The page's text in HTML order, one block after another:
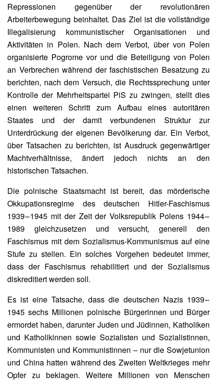
Repressionen gegenüber der revolutionären
Arbeiterbewegung beinhaltet. Das Ziel ist die vollständige
Illegalisierung kommunistischer Organisationen und
Aktivitäten in Polen. Nach dem Verbot, über von Polen
organisierte Pogrome vor und die Beteiligung von Polen
an Verbrechen während der faschistischen Besatzung zu
berichten, nach dem Versuch, die Rechtssprechung unter
Kontrolle der Mehrheitspartei PiS zu zwingen, stellt dies
einen weiteren Schritt zum Aufbau eines autoritären
Staates und der damit verbundenen Struktur zur
Unterdrückung der eigenen Bevölkerung dar. Ein Verbot,
über Tatsachen zu berichten, ist Ausdruck gegenwärtiger
Machtverhältnisse, ändert jedoch nichts an den
historischen Tatsachen.
Die polnische Staatsmacht ist bereit, das mörderische
Okkupationsregime des deutschen Hitler-Faschismus
1939 – 1945 mit der Zeit der Volksrepublik Polens 1944 –
1989 gleichzusetzen und versucht, generell den
Faschismus mit dem Sozialismus-Kommunismus auf eine
Stufe zu stellen. Ein solches Vorgehen bedeutet immer,
dass der Faschismus rehabilitiert und der Sozialismus
diskreditiert werden soll.
Es ist eine Tatsache, dass die deutschen Nazis 1939 –
1945 sechs Millionen polnische Bürgerinnen und Bürger
ermordet haben, darunter Juden und Jüdinnen, Katholiken
und Katholikinnen sowie Sozialisten und Sozialistinnen,
Kommunisten und Kommunistinnen – nur die Sowjetunion
und China hatten während des Zweiten Weltkrieges mehr
Opfer zu beklagen. Weitere Millionen von Menschen